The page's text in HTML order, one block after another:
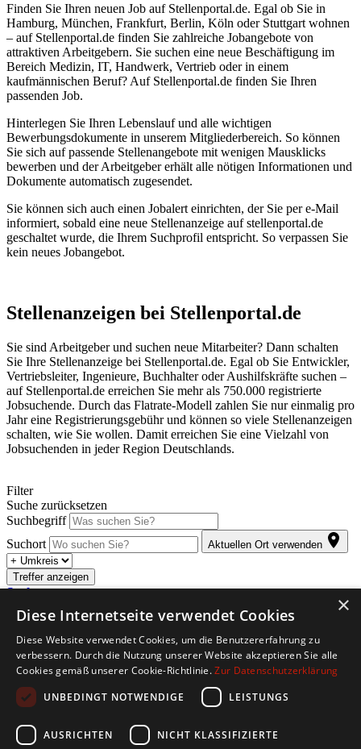
Finden Sie Ihren neuen Job auf Stellenportal.de. Egal ob Sie in
Hamburg, München, Frankfurt, Berlin, Köln oder Stuttgart wohnen
– auf Stellenportal.de finden Sie zahlreiche Jobangebote von
attraktiven Arbeitgebern. Sie suchen eine neue Beschäftigung im
Bereich Medizin, IT, Handwerk, Vertrieb oder in einem
kaufmännischen Beruf? Auf Stellenportal.de finden Sie Ihren
passenden Job.
Hinterlegen Sie Ihren Lebenslauf und alle wichtigen
Bewerbungsdokumente in unserem Mitgliederbereich. So können
Sie sich auf passende Stellenangebote mit wenigen Mausklicks
bewerben und der Arbeitgeber erhält alle nötigen Informationen und
Dokumente automatisch zugesendet.
Sie können sich auch einen Jobalert einrichten, der Sie per e-Mail
informiert, sobald eine neue Stellenanzeige auf stellenportal.de
geschaltet wurde, die Ihrem Suchprofil entspricht. So verpassen Sie
kein neues Jobangebot.
Stellenanzeigen bei Stellenportal.de
Sie sind Arbeitgeber und suchen neue Mitarbeiter? Dann schalten
Sie Ihre Stellenanzeige bei Stellenportal.de. Egal ob Sie Entwickler,
Vertriebsleiter, Ingenieure, Buchhalter oder Aushilfskräfte suchen –
auf Stellenportal.de erreichen Sie mehr als 750.000 registrierte
Jobsuchende. Durch das Flatrate-Modell zahlen Sie nur einmalig pro
Jahr eine Registrierungsgebühr und können so viele Stellenanzeigen
schalten, wie Sie wollen. Damit erreichen Sie eine Vielzahl von
Jobsuchenden in jeder Region Deutschlands.
Filter
Suche zurücksetzen
Suchbegriff
Suchort
Aktuellen Ort verwenden
Treffer anzeigen
Suche anpassen
Abonnieren Sie den kostenlosen Jobletter. Sobald für Sie passende
Stellenangebote eintreffen, werden Sie automatisch per E-Mail
informiert.
Copyright © 2026. Alle Rechte vorbehalten.
Jobbörse erstellen
Firmenliste
Impressum
×
Diese Internetseite verwendet Cookies
Diese Website verwendet Cookies, um die Benutzererfahrung zu
verbessern. Durch die Nutzung unserer Website akzeptieren Sie alle
Cookies gemäß unserer Cookie-Richtlinie.Zur Datenschutzerklärung
UNBEDINGT NOTWENDIGE
LEISTUNGS
AUSRICHTEN NICHT KLASSIFIZIERTE